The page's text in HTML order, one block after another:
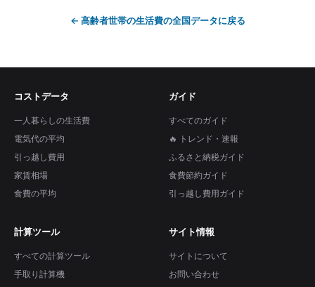
← 高齢者世帯の生活費の全国データに戻る
コストデータ
一人暮らしの生活費
電気代の平均
引っ越し費用
家賃相場
食費の平均
ガイド
すべてのガイド
🔥 トレンド・速報
ふるさと納税ガイド
食費節約ガイド
引っ越し費用ガイド
計算ツール
すべての計算ツール
手取り計算機
サイト情報
サイトについて
お問い合わせ